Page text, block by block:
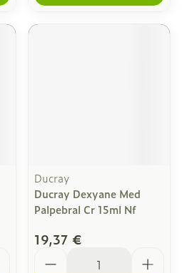
Ducray
Ducray Dexyane Med
Palpebral Cr 15ml Nf
19,37 €